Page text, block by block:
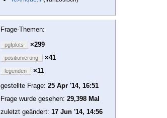
Frage-Themen:
pgfplots ×299
positionierung ×41
legenden
×11
gestellte Frage: 25 Apr '14, 16:51
Frage wurde gesehen: 29,398 Mal
zuletzt geändert: 17 Jun '14, 14:56